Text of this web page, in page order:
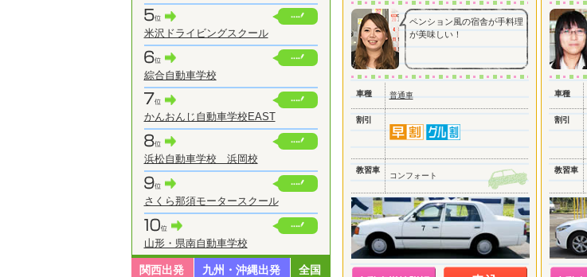
米沢ドライビングスクール
綜合自動車学校
かんおんじ自動車学校EAST
浜松自動車学校 浜岡校
さくら那須モータースクール
山形・県南自動車学校
関西出発 九州・沖縄出発 全国
ペンション風の宿舎が手料理
が美味しい！
車種 普通車
割引
教習車
コンフォート
車種
割引
教習車